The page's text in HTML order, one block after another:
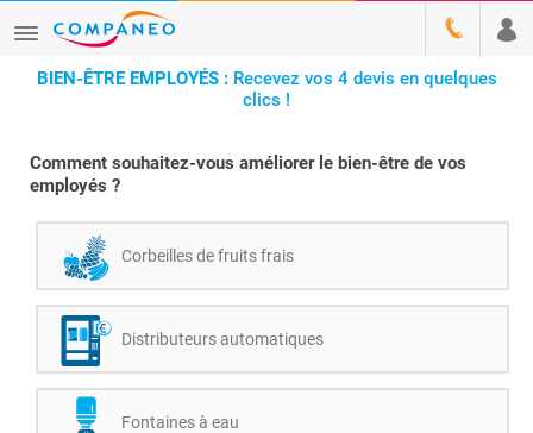
BIEN-ÊTRE EMPLOYÉS :Recevez vos 4 devis en quelques
clics !
Comment souhaitez-vous améliorer le bien-être de vos
employés ?
Corbeilles de fruits frais
Distributeurs automatiques
Fontaines à eau